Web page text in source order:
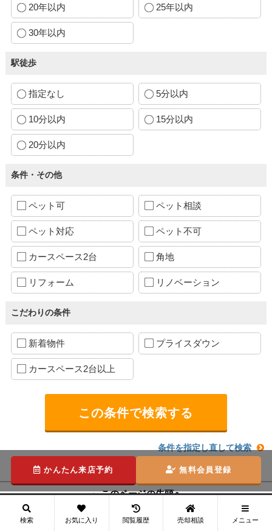
20年以内 25年以内
30年以内
駅徒歩
指定なし 5分以内
10分以内 15分以内
20分以内
条件・その他
ペット可 ペット相談
ペット対応 ペット不可
カースペース2台 角地
リフォーム リノベーション
こだわりの条件
新着物件 プライスダウン
カースペース2台以上
条件を指定し直して検索
このページの先頭へ
地域から探す
かんたん来店予約 無料会員登録
検索 お気に入り 閲覧履歴 売却相談 メニュー